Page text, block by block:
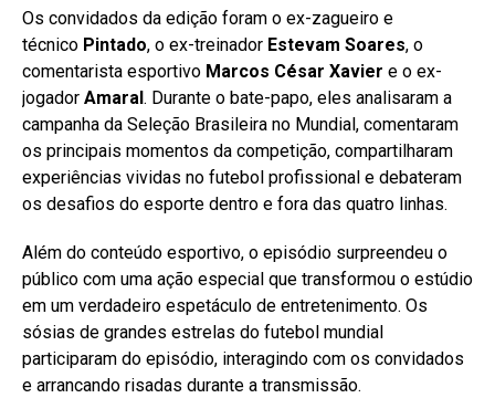
Os convidados da edição foram o ex-zagueiro e
técnico Pintado, o ex-treinador Estevam Soares, o
comentarista esportivo Marcos César Xavier e o ex-
jogador Amaral. Durante o bate-papo, eles analisaram a
campanha da Seleção Brasileira no Mundial, comentaram
os principais momentos da competição, compartilharam
experiências vividas no futebol profissional e debateram
os desafios do esporte dentro e fora das quatro linhas.
Além do conteúdo esportivo, o episódio surpreendeu o
público com uma ação especial que transformou o estúdio
em um verdadeiro espetáculo de entretenimento. Os
sósias de grandes estrelas do futebol mundial
participaram do episódio, interagindo com os convidados
e arrancando risadas durante a transmissão.